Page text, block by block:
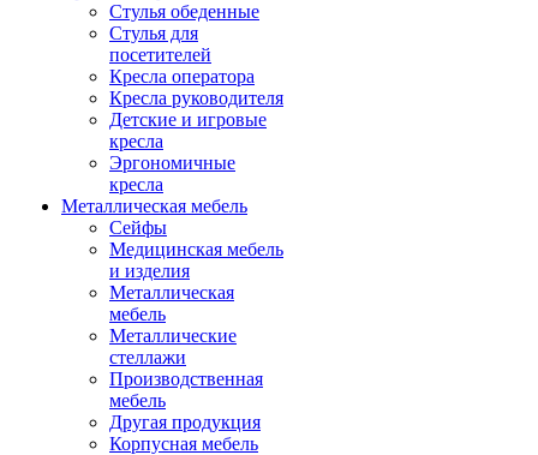
Стулья обеденные
Стулья для
посетителей
Кресла оператора
Кресла руководителя
Детские и игровые
кресла
Эргономичные
кресла
Металлическая мебель
Сейфы
Медицинская мебель
и изделия
Металлическая
мебель
Металлические
стеллажи
Производственная
мебель
Другая продукция
Корпусная мебель